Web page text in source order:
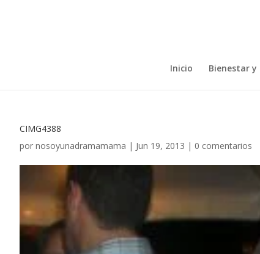
Inicio Bienestar y
CIMG4388
por nosoyunadramamama | Jun 19, 2013 | 0 comentarios